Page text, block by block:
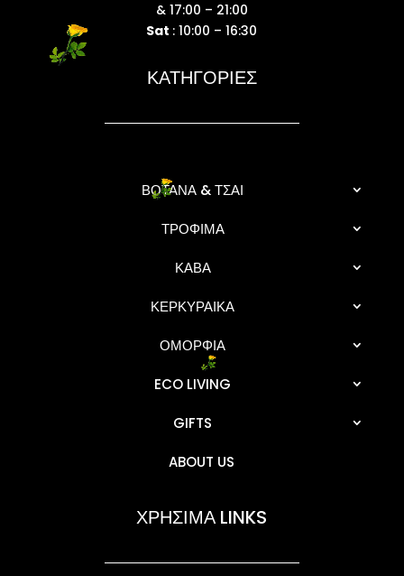
& 17:00 – 21:00
Sat : 10:00 – 16:30
ΚΑΤΗΓΟΡΙΕΣ
ΒΟΤΑΝΑ & ΤΣΑΙ
ΤΡΟΦΙΜΑ
ΚΑΒΑ
ΚΕΡΚΥΡΑΙΚΑ
ΟΜΟΡΦΙΑ
ECO LIVING
GIFTS
ABOUT US
ΧΡΗΣΙΜΑ LINKS